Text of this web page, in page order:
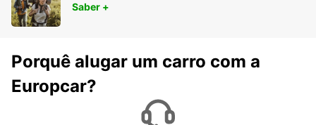
Saber +
Porquê alugar um carro com a
Europcar?